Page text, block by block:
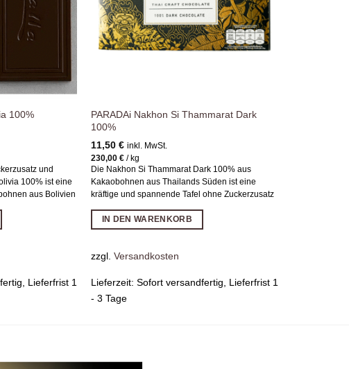
100%
und
100% ist eine
aus Bolivien
Lieferfrist 1
PARADAi Nakhon Si Thammarat Dark
100%
11,50 € inkl. MwSt.
230,00 €/ kg
Die Nakhon Si Thammarat Dark 100% aus
Kakaobohnen aus Thailands Süden ist eine
kräftige und spannende Tafel ohne Zuckerzusatz
IN DEN WARENKORB
zzgl. Versandkosten
Lieferzeit: Sofort versandfertig, Lieferfrist 1
- 3 Tage